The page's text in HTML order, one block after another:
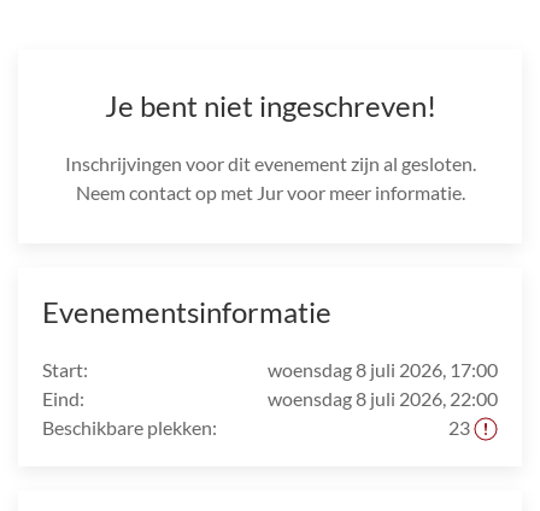
Je bent niet ingeschreven!
Inschrijvingen voor dit evenement zijn al gesloten.
Neem contact op met Jur voor meer informatie.
Evenementsinformatie
Start:
woensdag 8 juli 2026, 17:00
Eind:
woensdag 8 juli 2026, 22:00
Beschikbare plekken:
23